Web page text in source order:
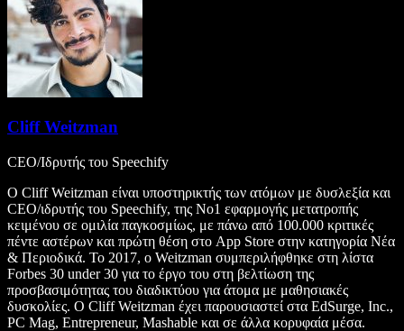
Cliff Weitzman
CEO/Ιδρυτής του Speechify
Ο Cliff Weitzman είναι υποστηρικτής των ατόμων με δυσλεξία και
CEO/ιδρυτής του Speechify, της Νο1 εφαρμογής μετατροπής
κειμένου σε ομιλία παγκοσμίως, με πάνω από 100.000 κριτικές
πέντε αστέρων και πρώτη θέση στο App Store στην κατηγορία Νέα
& Περιοδικά. Το 2017, ο Weitzman συμπεριλήφθηκε στη λίστα
Forbes 30 under 30 για το έργο του στη βελτίωση της
προσβασιμότητας του διαδικτύου για άτομα με μαθησιακές
δυσκολίες. Ο Cliff Weitzman έχει παρουσιαστεί στα EdSurge, Inc.,
PC Mag, Entrepreneur, Mashable και σε άλλα κορυφαία μέσα.